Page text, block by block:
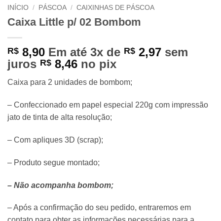
INÍCIO / PÁSCOA / CAIXINHAS DE PÁSCOA
Caixa Little p/ 02 Bombom
R$ 8,90 Em até 3x de R$ 2,97 sem
juros R$ 8,46 no pix
Caixa para 2 unidades de bombom;
– Confeccionado em papel especial 220g com impressão
jato de tinta de alta resolução;
– Com apliques 3D (scrap);
– Produto segue montado;
– Não acompanha bombom;
– Após a confirmação do seu pedido, entraremos em